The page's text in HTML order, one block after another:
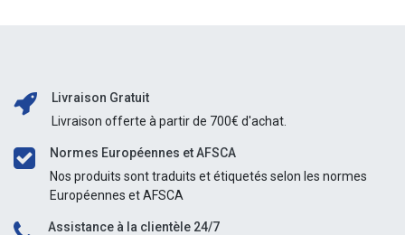
Livraison Gratuit
Livraison offerte à partir de 700€ d'achat.
Normes Européennes et AFSCA
Nos produits sont traduits et étiquetés selon les normes
Européennes et AFSCA
Assistance à la clientèle 24/7